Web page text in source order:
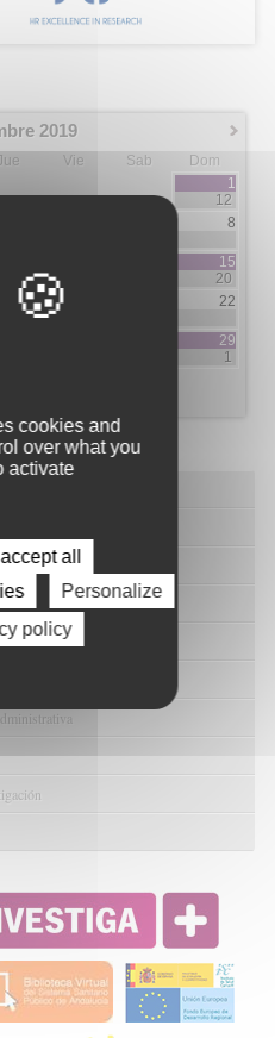
2019
Jue Vie Sab
Dom
1
12
8
3
15
20
19
1
22
29
1
Tecnológica
cookies and
over what you
activate
all
Personalize
policy